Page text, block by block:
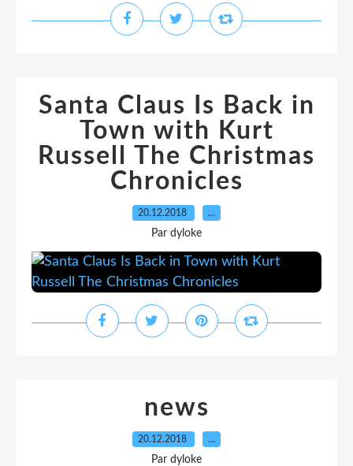
Santa Claus Is Back in
Town with Kurt
Russell The Christmas
Chronicles
20.12.2018 …
Par dyloke
news
20.12.2018 …
Par dyloke